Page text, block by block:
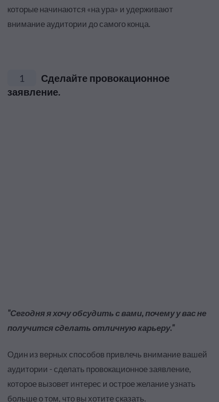
которые начинаются «на ура» и удерживают
внимание аудитории до самого конца.
1
Сделайте провокационное
заявление.
"Сегодня я хочу обсудить с вами, почему у вас не
получится сделать отличную карьеру."
Один из верных способов привлечь внимание вашей
аудитории - сделать провокационное заявление,
которое вызовет интерес и острое желание узнать
больше о том, что вы хотите сказать.